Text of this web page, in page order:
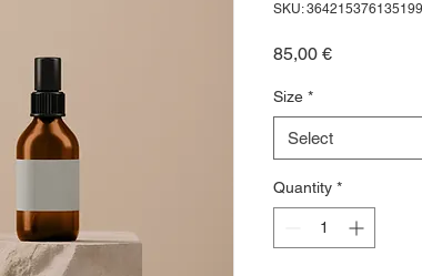
SKU: 364215376135199
85,00 €Price
Size *
Select
Quantity *